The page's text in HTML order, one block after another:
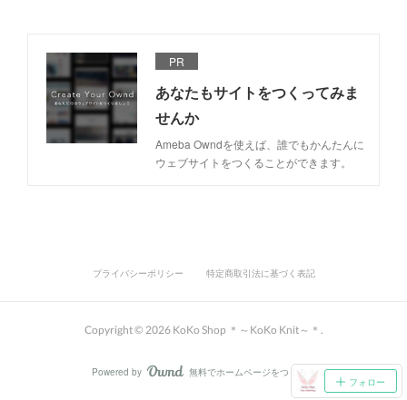
PR
あなたもサイトをつくってみま
せんか
Ameba Owndを使えば、誰でもかんたんに
ウェブサイトをつくることができます。
フォロー
プライバシーポリシー 特定商取引法に基づく表記
Copyright © 2026 KoKo Shop ＊～KoKo Knit～＊ .
Powered by AmebaOwnd
無料でホームページをつくろう